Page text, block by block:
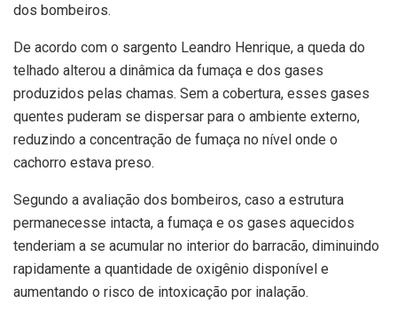
dos bombeiros.
De acordo com o sargento Leandro Henrique, a queda do
telhado alterou a dinâmica da fumaça e dos gases
produzidos pelas chamas. Sem a cobertura, esses gases
quentes puderam se dispersar para o ambiente externo,
reduzindo a concentração de fumaça no nível onde o
cachorro estava preso.
Segundo a avaliação dos bombeiros, caso a estrutura
permanecesse intacta, a fumaça e os gases aquecidos
tenderiam a se acumular no interior do barracão, diminuindo
rapidamente a quantidade de oxigênio disponível e
aumentando o risco de intoxicação por inalação.